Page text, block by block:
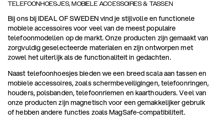
TELEFOONHOESJES, MOBIELE ACCESSOIRES & TASSEN
Bij ons bij IDEAL OF SWEDEN vind je stijlvolle en functionele
mobiele accessoires voor veel van de meest populaire
telefoonmodellen op de markt. Onze producten zijn gemaakt van
zorgvuldig geselecteerde materialen en zijn ontworpen met
zowel het uiterlijk als de functionaliteit in gedachten.
Naast telefoonhoesjes bieden we een breed scala aan tassen en
mobiele accessoires, zoals schermbeveiligingen, telefoonringen,
houders, polsbanden, telefoonriemen en kaarthouders. Veel van
onze producten zijn magnetisch voor een gemakkelijker gebruik
of hebben andere functies zoals MagSafe-compatibiliteit.